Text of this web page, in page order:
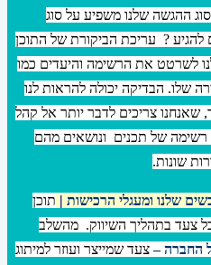
ההגשה שלנו משפיע על סוג
להגיע ? עריכת הביקורת של התוכן
לשרטט את הרשימה והיעדים כמו
שלו. הבדיקה יכולה להראות לנו
שאנחנו צריכים לדבר יותר אל קהל
רשימה של תכנים ונושאים מהם
שונות.
שלנו ומעגלי הרכישות | תוכן
צעד בתהליך השיווק. מהשלב
החברה –צעד שמייצר ועוזר למיתוג